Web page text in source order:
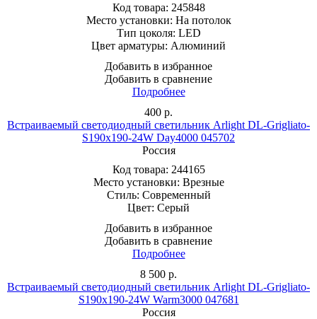
Код товара: 245848
Место установки: На потолок
Тип цоколя: LED
Цвет арматуры: Алюминий
Добавить в избранное
Добавить в сравнение
Подробнее
400 р.
Встраиваемый светодиодный светильник Arlight DL-Grigliato-
S190x190-24W Day4000 045702
Россия
Код товара: 244165
Место установки: Врезные
Стиль: Современный
Цвет: Серый
Добавить в избранное
Добавить в сравнение
Подробнее
8 500 р.
Встраиваемый светодиодный светильник Arlight DL-Grigliato-
S190x190-24W Warm3000 047681
Россия